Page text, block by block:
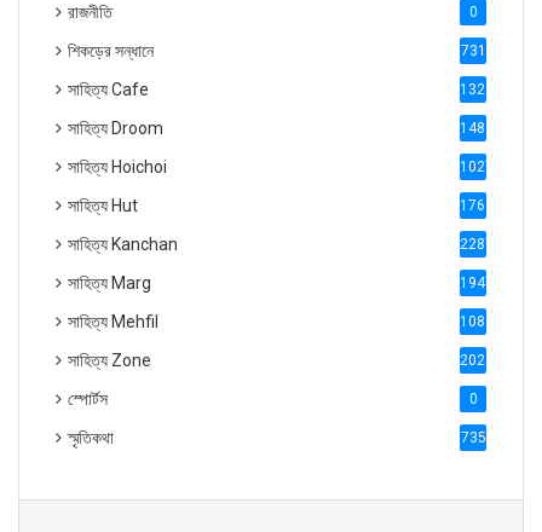
রাজনীতি 0
শিকড়ের সন্ধানে 731
সাহিত্য Cafe 1321
সাহিত্য Droom 1488
সাহিত্য Hoichoi 1027
সাহিত্য Hut 1769
সাহিত্য Kanchan 2287
সাহিত্য Marg 1947
সাহিত্য Mehfil 1088
সাহিত্য Zone 2028
স্পোর্টস 0
স্মৃতিকথা 735